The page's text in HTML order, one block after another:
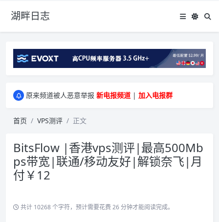
湖畔日志
greenwebpage|香港|日本|新加坡|美国等多地vps测评|移动直连|1Gbps带宽|年付€29
原来频道被人恶意举报 新电报频道 | 加入电报群
首页 VPS测评 正文
BitsFlow |香港vps测评|最高500Mb
ps带宽|联通/移动友好|解锁奈飞|月
付￥12
共计 10268 个字符，预计需要花费 26 分钟才能阅读完成。